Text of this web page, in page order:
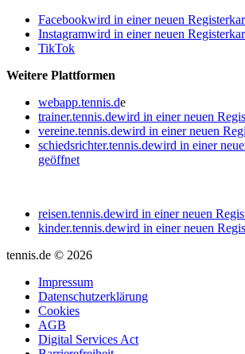
Facebookwird in einer neuen
Instagramwird in einer neuen
TikTok
Weitere Plattformen
webapp.tennis.de
trainer.tennis.dewird in einer neuen
vereine.tennis.dewird in einer neuen
schiedsrichter.tennis.dewird in einer
geöffnet
reisen.tennis.dewird in einer neuen
kinder.tennis.dewird in einer neuen
tennis.de © 2026
Impressum
Datenschutzerklärung
Cookies
AGB
Digital Services Act